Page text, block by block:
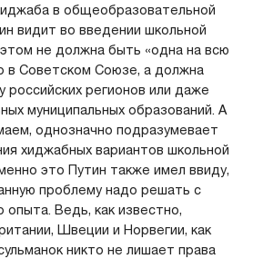
в общеобразовательной
видит во введении школьной
не должна быть «одна на всю
в Советском Союзе, а должна
российских регионов или даже
муниципальных образований. А
однозначно подразумевает
хиджабных вариантов школьной
это Путин также имел ввиду,
проблему надо решать с
опыта. Ведь, как известно,
Швеции и Норвегии, как
никто не лишает права